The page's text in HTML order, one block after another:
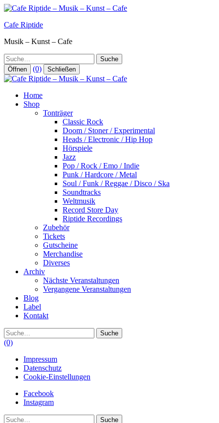
Zum
springen
Cafe Riptide
Musik – Kunst – Cafe
Suche
Öffnen (0) Schließen
Home
Shop
Tonträger
Classic Rock
Doom / Stoner / Experimental
Heads / Electronic / Hip Hop
Hörspiele
Jazz
Pop / Rock / Emo / Indie
Punk / Hardcore / Metal
Soul / Funk / Reggae / Disco / Ska
Soundtracks
Weltmusik
Record Store Day
Riptide Recordings
Zubehör
Tickets
Gutscheine
Merchandise
Diverses
Archiv
Nächste Veranstaltungen
Vergangene Veranstaltungen
Blog
Label
Kontakt
Suche
(0)
Impressum
Datenschutz
Cookie-Einstellungen
Facebook
Instagram
Suche